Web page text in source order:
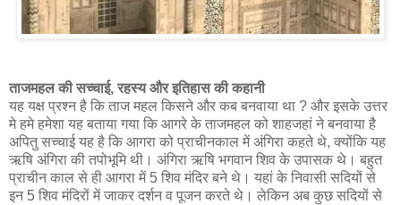
ताजमहल की सच्चाई, रहस्य और इतिहास की कहानी
यह यक्ष प्रश्न है कि ताज महल किसने और कब बनवाया था ? और इसके उत्तर
मे हमे हमेशा यह बताया गया कि आगरे के ताजमहल को शाहजहां ने बनवाया है
अपितु सच्चाई यह है कि आगरा को प्राचीनकाल में अंगिरा कहते थे, क्योंकि यह
ऋषि अंगिरा की तपोभूमि थी। अंगिरा ऋषि भगवान शिव के उपासक थे। बहुत
प्राचीन काल से ही आगरा में 5 शिव मंदिर बने थे। यहां के निवासी सदियों से
इन 5 शिव मंदिरों में जाकर दर्शन व पूजन करते थे। लेकिन अब कुछ सदियों से